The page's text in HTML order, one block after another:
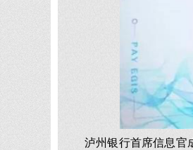
泸州银行首席信息官